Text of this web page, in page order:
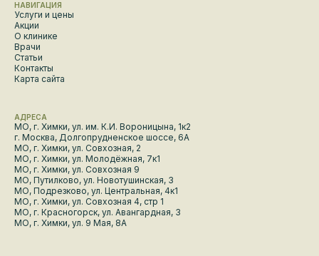
НАВИГАЦИЯ
Услуги и цены
Акции
О клинике
Врачи
Статьи
Контакты
Карта сайта
АДРЕСА
МО, г. Химки, ул. им. К.И. Вороницына, 1к2
г. Москва, Долгопрудненское шоссе, 6А
МО, г. Химки, ул. Совхозная, 2
МО, г. Химки, ул. Молодёжная, 7к1
МО, г. Химки, ул. Совхозная 9
МО, Путилково, ул. Новотушинская, 3
МО, Подрезково, ул. Центральная, 4к1
МО, г. Химки, ул. Совхозная 4, стр 1
МО, г. Красногорск, ул. Авангардная, 3
МО, г. Химки, ул. 9 Мая, 8А